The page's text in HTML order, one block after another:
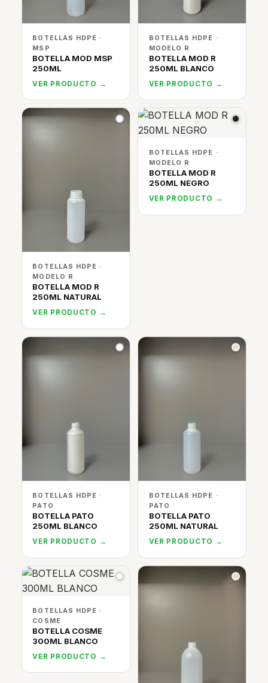
BOTELLAS HDPE ·
MSP
BOTELLA MOD MSP
250ML
VER PRODUCTO →
BOTELLAS HDPE ·
MODELO R
BOTELLA MOD R
250ML BLANCO
VER PRODUCTO →
BOTELLAS HDPE ·
MODELO R
BOTELLA MOD R
250ML NATURAL
VER PRODUCTO →
BOTELLAS HDPE ·
MODELO R
BOTELLA MOD R
250ML NEGRO
VER PRODUCTO →
BOTELLAS HDPE ·
PATO
BOTELLA PATO
250ML BLANCO
VER PRODUCTO →
BOTELLAS HDPE ·
PATO
BOTELLA PATO
250ML NATURAL
VER PRODUCTO →
BOTELLAS HDPE ·
COSME
BOTELLA COSME
300ML BLANCO
VER PRODUCTO →